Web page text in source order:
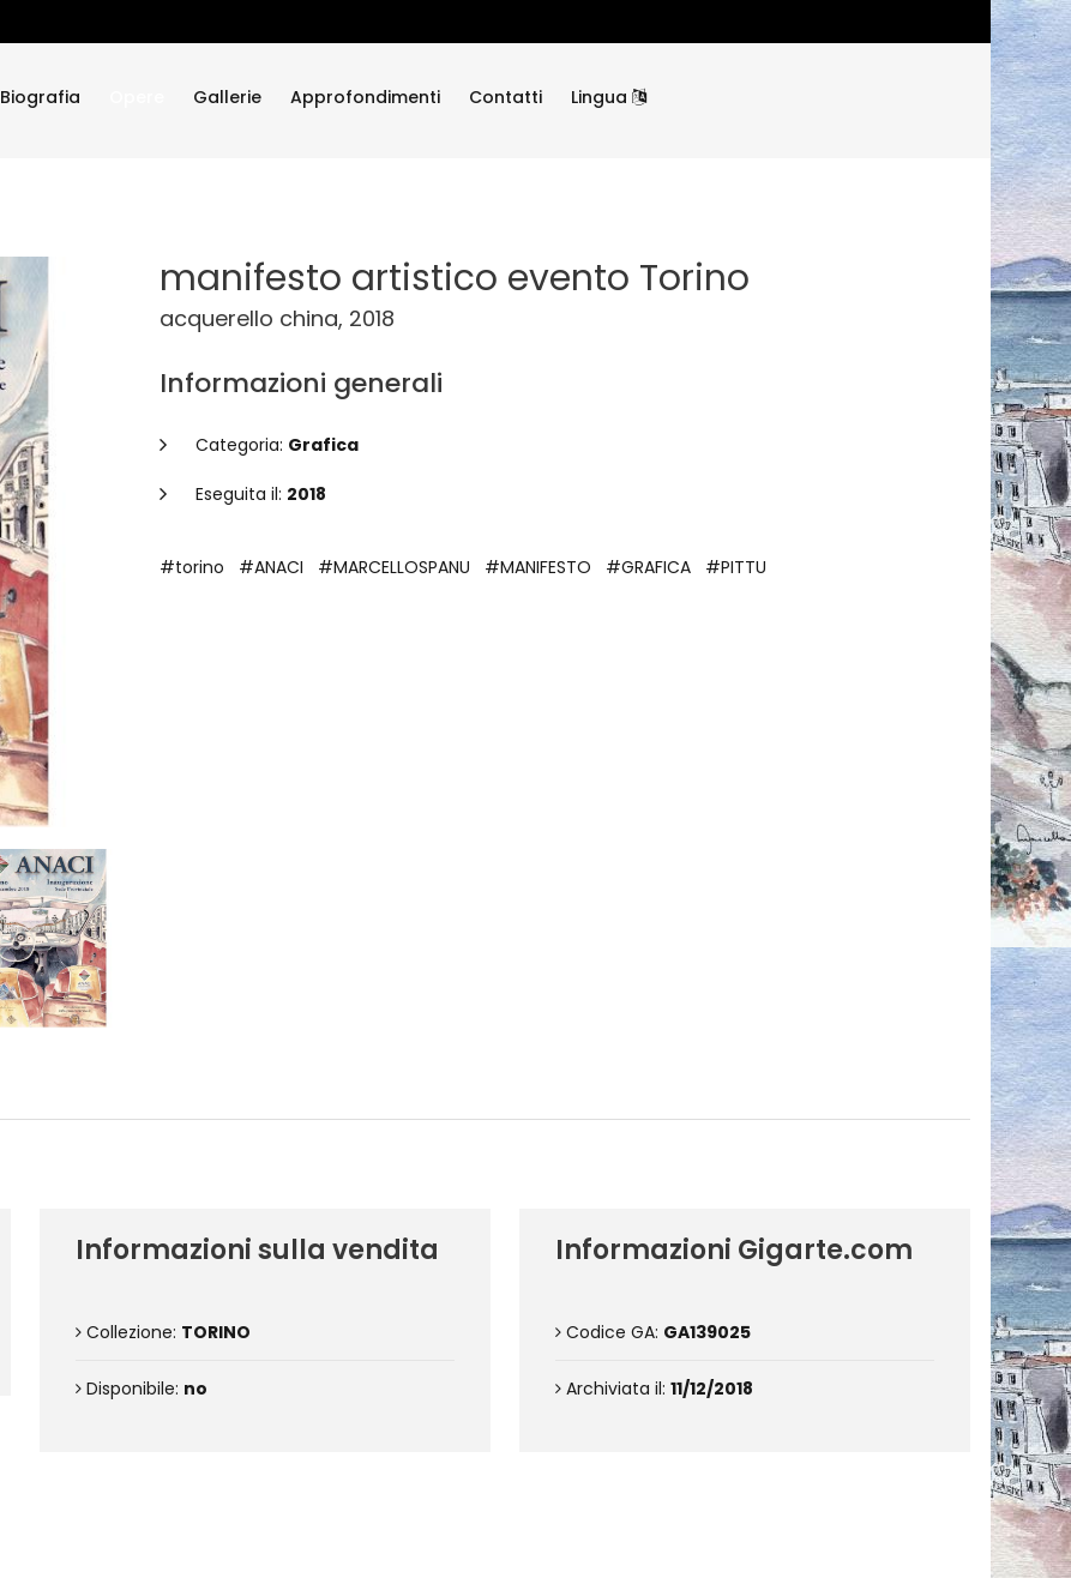
Biografia Gallerie Approfondimenti Contatti Lingua
manifesto artistico evento Torino
acquerello china, 2018
Informazioni generali
Categoria: Grafica
Eseguita il: 2018
#torino #ANACI #MARCELLOSPANU #MANIFESTO #GRAFICA #PITTU
Informazioni sulla vendita
Collezione: TORINO
Disponibile: no
Informazioni Gigarte.com
Codice GA: GA139025
Archiviata il: 11/12/2018